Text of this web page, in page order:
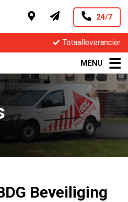
24/7
Totaalleverancier
MENU
Beveiliging